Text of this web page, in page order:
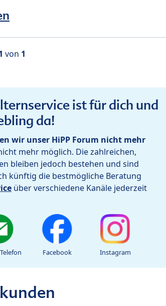
von 1
ist für dich und
da!
wir unser HiPP Forum nicht mehr
mehr möglich. Die zahlreichen,
bleiben jedoch bestehen und sind
künftig die bestmögliche Beratung
über verschiedene Kanäle jederzeit
Facebook Instagram